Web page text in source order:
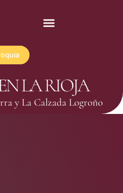
LA RIOJA
y La Calzada Logroño